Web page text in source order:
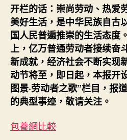
期
开栏的话：崇尚劳动、热爱
美好生活，是中华民族自古
国人民普遍推崇的生活态度
上，亿万普通劳动者接续奋
新成就，经济社会不断实现
动节将至，即日起，本报
图景·劳动者之歌”栏目，报
的典型事迹，敬请关注。
包養網比較